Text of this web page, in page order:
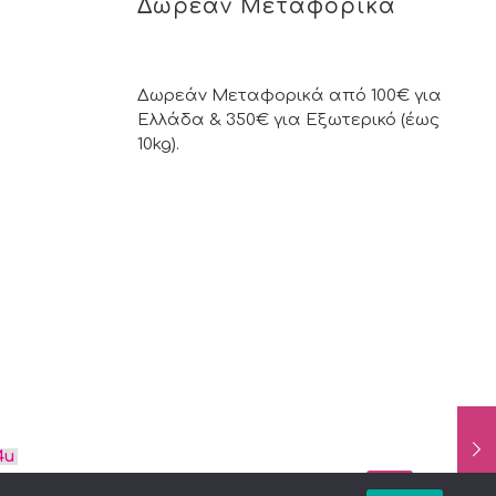
Δωρεάν Μεταφορικά
Δωρεάν Μεταφορικά από 100€ για
Ελλάδα & 350€ για Εξωτερικό (έως
10kg).